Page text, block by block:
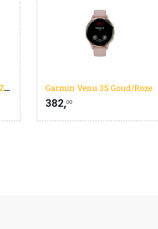
Garmin Instinct 3 50mm Zwart Garmin Venu 3S Goud/Roze
382,00